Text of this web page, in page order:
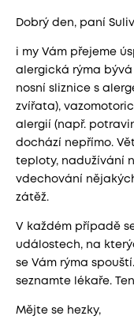
Dobrý den, paní
i my Vám přejeme
alergická rýma
nosní sliznice s
zvířata),
alergií (např.
dochází nepřímo.
teploty, nadužívání
vdechování
zátěž.
V každém případě
událostech, na
se Vám rýma
seznamte lékaře.
Mějte se hezky,